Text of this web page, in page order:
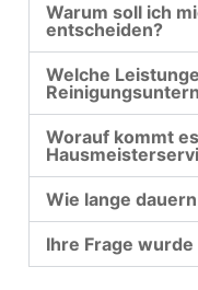
Warum soll ich
entscheiden?
Welche
Worauf kommt
Wie lange
Ihre Frage